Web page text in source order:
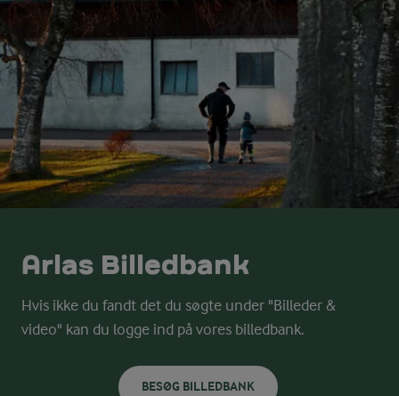
Arlas Billedbank
Hvis ikke du fandt det du søgte under "Billeder &
video" kan du logge ind på vores billedbank.
BESØG BILLEDBANK